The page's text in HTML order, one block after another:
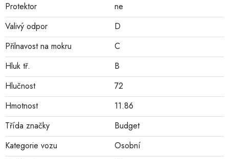
Protektor
ne
Valivý odpor
D
Přilnavost na mokru
C
Hluk tř.
B
Hlučnost
72
Hmotnost
11.86
Třída značky
Budget
Kategorie vozu
Osobní